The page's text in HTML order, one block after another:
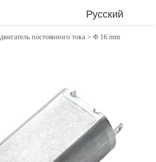
Русский
постоянного тока> Φ 16 mm